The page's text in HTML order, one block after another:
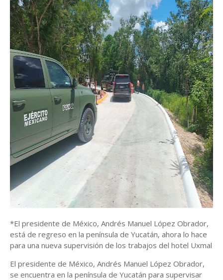
*El presidente de México, Andrés Manuel López Obrador,
está de regreso en la península de Yucatán, ahora lo hace
para una nueva supervisión de los trabajos del hotel Uxmal
El presidente de México, Andrés Manuel López Obrador,
se encuentra en la península de Yucatán para supervisar